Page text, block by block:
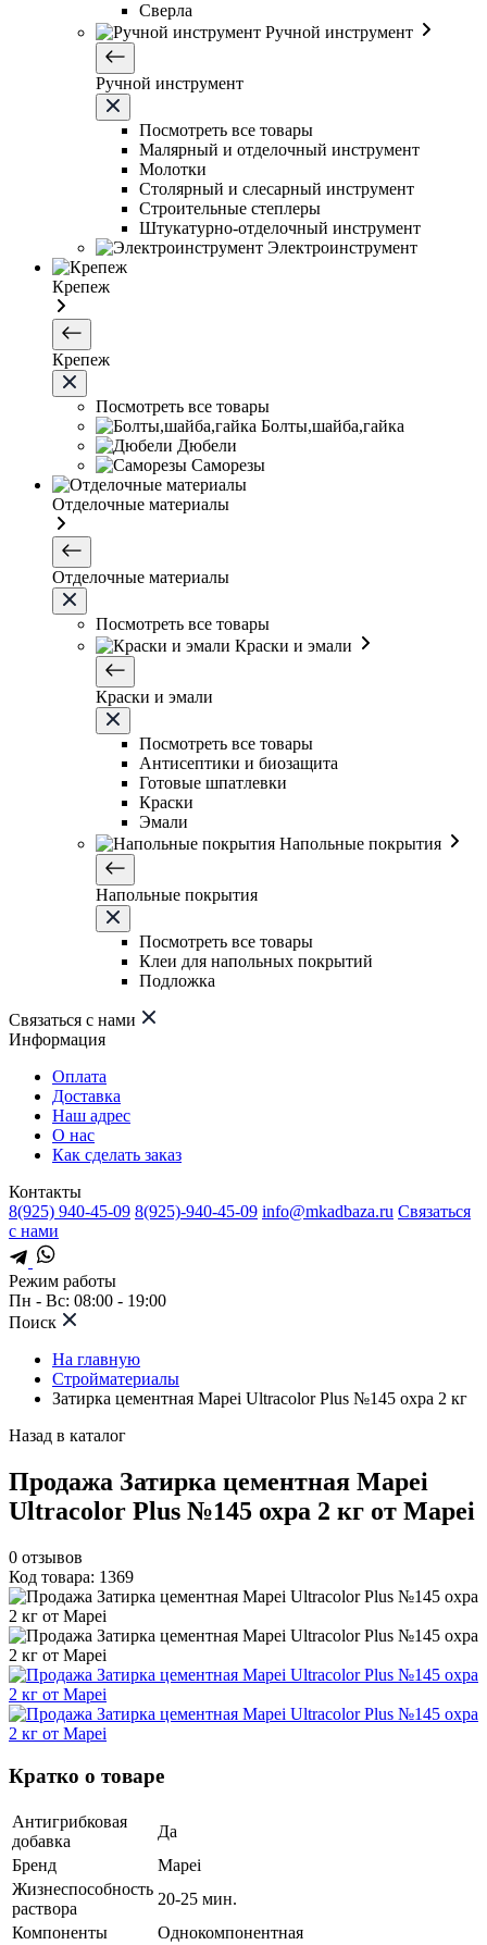
Сверла
Ручной инструмент
Ручной инструмент
Посмотреть все товары
Малярный и отделочный инструмент
Молотки
Столярный и слесарный инструмент
Строительные степлеры
Штукатурно-отделочный инструмент
Электроинструмент
Крепеж
Крепеж
Посмотреть все товары
Болты,шайба,гайка
Дюбели
Саморезы
Отделочные материалы
Отделочные материалы
Посмотреть все товары
Краски и эмали
Краски и эмали
Посмотреть все товары
Антисептики и биозащита
Готовые шпатлевки
Краски
Эмали
Напольные покрытия
Напольные покрытия
Посмотреть все товары
Клеи для напольных покрытий
Подложка
Связаться с нами
Информация
Оплата
Доставка
Наш адрес
О нас
Как сделать заказ
Контакты
8(925) 940-45-09 8(925)-940-45-09 info@mkadbaza.ru Связаться
с нами
Режим работы
Пн - Вс: 08:00 - 19:00
Поиск
На главную
Стройматериалы
Затирка цементная Mapei Ultracolor Plus №145 охра 2 кг
Назад в каталог
Продажа Затирка цементная Mapei
Ultracolor Plus №145 охра 2 кг от Mapei
0 отзывов
Код товара: 1369
Кратко о товаре
Антигрибковая
добавка
Да
Бренд
Mapei
Жизнеспособность
раствора
20-25 мин.
Компоненты
Однокомпонентная